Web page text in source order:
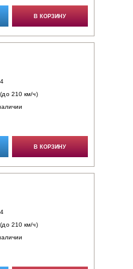
В КОРЗИНУ
210 км/ч)
В КОРЗИНУ
210 км/ч)